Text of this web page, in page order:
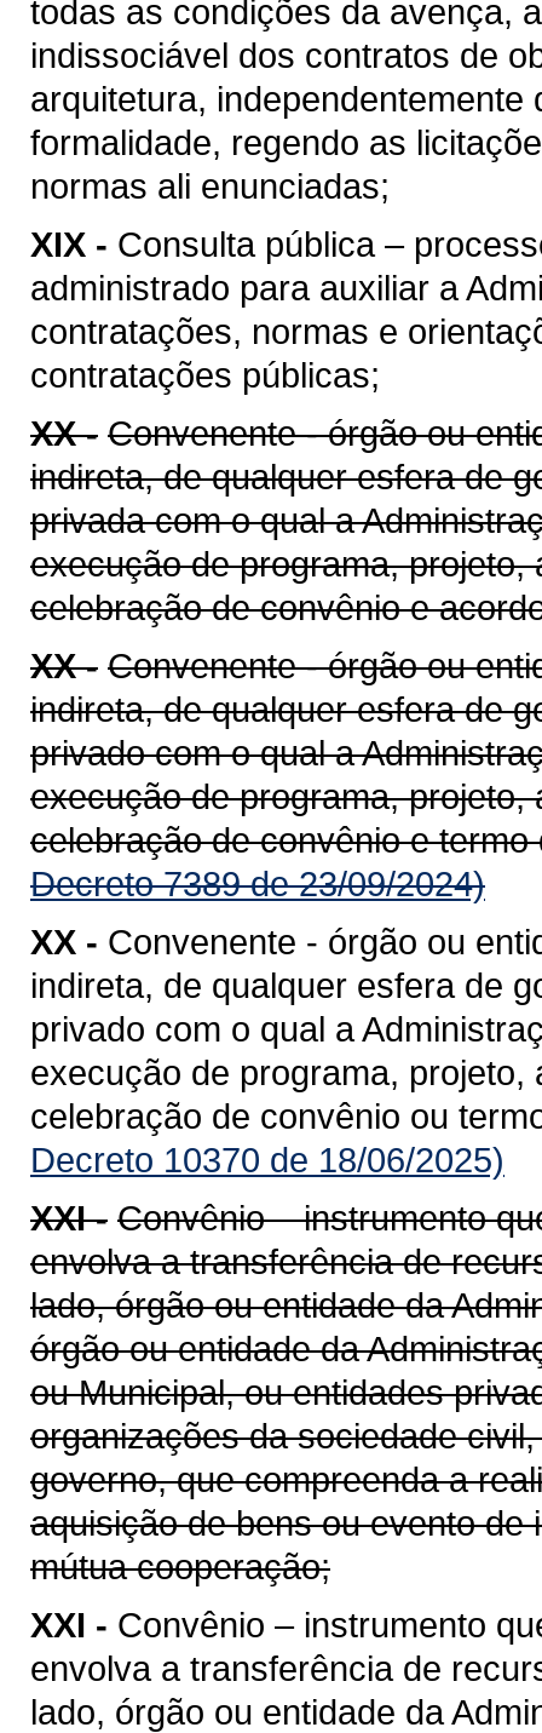
todas as condições da avença,
indissociável dos contratos de
arquitetura,
formalidade, regendo as
normas ali enunciadas;
XIX - Consulta pública –
administrado para auxiliar a
contratações, normas e
contratações públicas;
XX - Convenente - órgão ou
indireta, de qualquer esfera de
privada com o qual a
execução de programa,
celebração de convênio e
XX - Convenente - órgão ou
indireta, de qualquer esfera de
privado com o qual a
execução de programa,
celebração de convênio e
Decreto 7389 de 23/09/2024)
XX - Convenente - órgão ou
indireta, de qualquer esfera de
privado com o qual a
execução de programa,
celebração de convênio ou
Decreto 10370 de 18/06/2025)
XXI - Convênio – instrumento
envolva a transferência de
lado, órgão ou entidade da
órgão ou entidade da
ou Municipal, ou entidades
organizações da sociedade
governo, que compreenda a
aquisição de bens ou evento
mútua cooperação;
XXI - Convênio – instrumento
envolva a transferência de
lado, órgão ou entidade da